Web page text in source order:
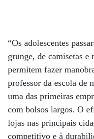
“Os adolescentes
grunge, de camisetas
permitem fazer
professor da escola de
uma das primeiras
com bolsos largos. O
lojas nas principais
competitivo e à